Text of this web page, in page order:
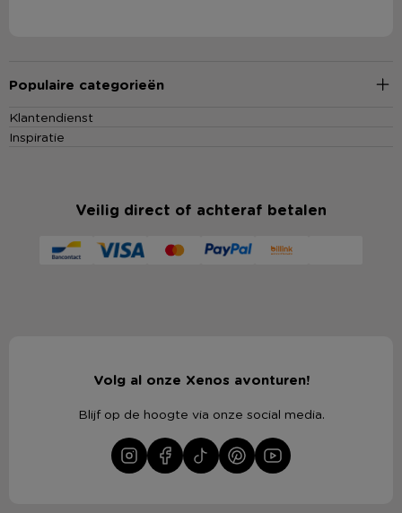
Populaire categorieën
Klantendienst
Inspiratie
Veilig direct of achteraf betalen
Volg al onze Xenos avonturen!
Blijf op de hoogte via onze social media.